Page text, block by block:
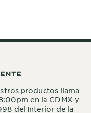
productos llama
en la CDMX y
del Interior de la